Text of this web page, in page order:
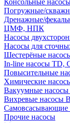
Консольные
Погружные/
Дренажные/
ЦМФ, НПК
Насосы
Насосы для
Шестерёные
In-line насосы TD,
Повысительные
Химические
Вакуумные
Вихревые насосы
Прочие насосы